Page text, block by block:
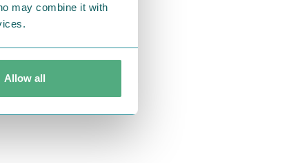
may combine it with
Allow all